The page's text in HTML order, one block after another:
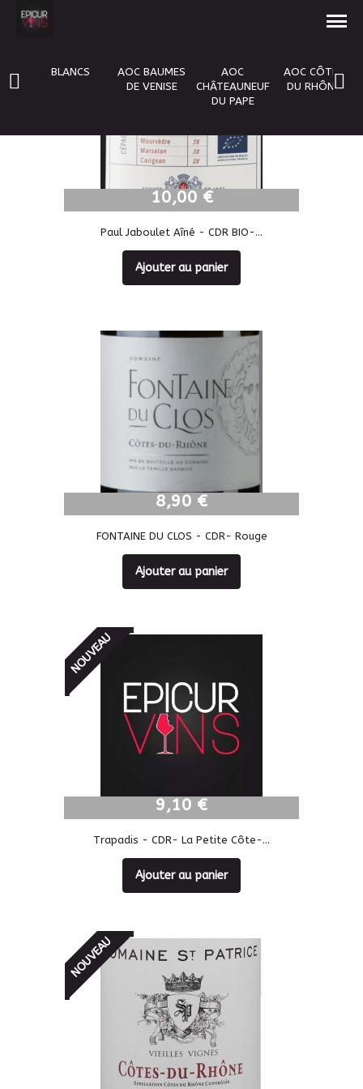
BLANCS
AOC BAUMES
DE VENISE
AOC
CHÂTEAUNEUF
DU PAPE
AOC CÔTES
DU RHÔNE
10,00 €
10,00 €
Paul Jaboulet Aîné - CDR BIO-...
Ajouter au panier
8,90 €
8,90 €
FONTAINE DU CLOS - CDR- Rouge
Ajouter au panier
9,10 €
9,10 €
NOUVEAU
Trapadis - CDR- La Petite Côte-...
Ajouter au panier
NOUVEAU